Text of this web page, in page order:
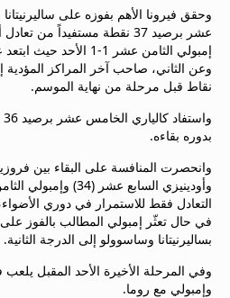
اتصل بنا
beIN CONNECT
beIN MEDIA GROUP
ترددات beIN SPORTS
الأسئلة الأكثر شيوعاً
دليل التلفاز
احصل على beIN
معلومات عن هذا الموقع
وحقق فيرونا الأهم بفوزه على
عشر برصيد 37 نقطة مستفيداً
إمبولي الثامن عشر 1-1
وعن الثاني، صاحب آخر المراكز المؤدية
نقاط قبل مرحلة من نهاية الموسم.
بدوره بقاءه.
التعادل فقط للاستمرار في دوري
في حال تعثّر إمبولي المطالب بالفوز على
بساليرنيتانا وساسوولو إلى الدرجة الثانية.
وفي المرحلة الأخيرة الأحد المقبل يلعب
وإمبولي مع روما.